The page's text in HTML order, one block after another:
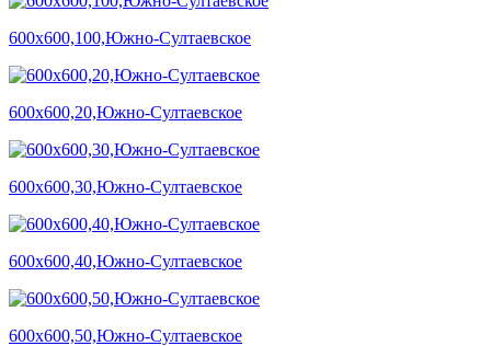
600х600,100,Южно-Султаевское
600х600,20,Южно-Султаевское
600х600,30,Южно-Султаевское
600х600,40,Южно-Султаевское
600х600,50,Южно-Султаевское